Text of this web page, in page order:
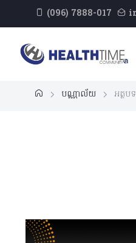
(096) 7888-017
បណ្ណាល័យ អត្ថបទ